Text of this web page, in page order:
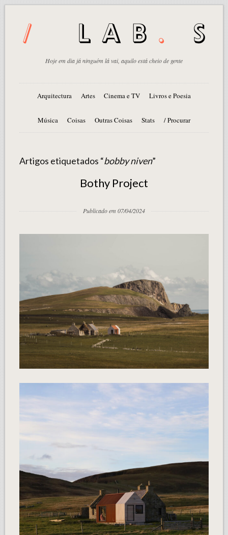
Hoje em dia já ninguém lá vai, aquilo está cheio de gente
Arquitectura Artes Cinema e TV Livros e Poesia
Música Coisas Outras Coisas Stats / Procurar
Artigos etiquetados “bobby niven”
Bothy Project
Publicado em 07/04/2024